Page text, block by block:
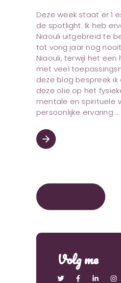
Deze week staat er 1
de spotlight. Ik heb
Niaouli uitgebreid te
tot vorig jaar nog
Niaouli, terwijl het een
met veel
deze blog bespreek ik
deze olie op het
mentale en spirituele
persoonlijke ervaring
arrow_forward
Volg me